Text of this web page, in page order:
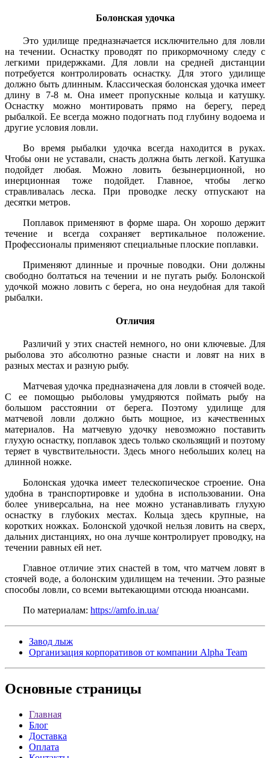
Болонская удочка
Это удилище предназначается исключительно для ловли
на течении. Оснастку проводят по прикормочному следу с
легкими придержками. Для ловли на средней дистанции
потребуется контролировать оснастку. Для этого удилище
должно быть длинным. Классическая болонская удочка имеет
длину в 7-8 м. Она имеет пропускные кольца и катушку.
Оснастку можно монтировать прямо на берегу, перед
рыбалкой. Ее всегда можно подогнать под глубину водоема и
другие условия ловли.
Во время рыбалки удочка всегда находится в руках.
Чтобы они не уставали, снасть должна быть легкой. Катушка
подойдет любая. Можно ловить безынерционной, но
инерционная тоже подойдет. Главное, чтобы легко
стравливалась леска. При проводке леску отпускают на
десятки метров.
Поплавок применяют в форме шара. Он хорошо держит
течение и всегда сохраняет вертикальное положение.
Профессионалы применяют специальные плоские поплавки.
Применяют длинные и прочные поводки. Они должны
свободно болтаться на течении и не пугать рыбу. Болонской
удочкой можно ловить с берега, но она неудобная для такой
рыбалки.
Отличия
Различий у этих снастей немного, но они ключевые. Для
рыболова это абсолютно разные снасти и ловят на них в
разных местах и разную рыбу.
Матчевая удочка предназначена для ловли в стоячей воде.
С ее помощью рыболовы умудряются поймать рыбу на
большом расстоянии от берега. Поэтому удилище для
матчевой ловли должно быть мощное, из качественных
материалов. На матчевую удочку невозможно поставить
глухую оснастку, поплавок здесь только скользящий и поэтому
теряет в чувствительности. Здесь много небольших колец на
длинной ножке.
Болонская удочка имеет телескопическое строение. Она
удобна в транспортировке и удобна в использовании. Она
более универсальна, на нее можно устанавливать глухую
оснастку в глубоких местах. Кольца здесь крупные, на
коротких ножках. Болонской удочкой нельзя ловить на сверх,
дальних дистанциях, но она лучше контролирует проводку, на
течении равных ей нет.
Главное отличие этих снастей в том, что матчем ловят в
стоячей воде, а болонским удилищем на течении. Это разные
способы ловли, со всеми вытекающими отсюда нюансами.
По материалам: https://amfo.in.ua/
Завод лыж
Организация корпоративов от компании Alpha Team
Основные страницы
Главная
Блог
Доставка
Оплата